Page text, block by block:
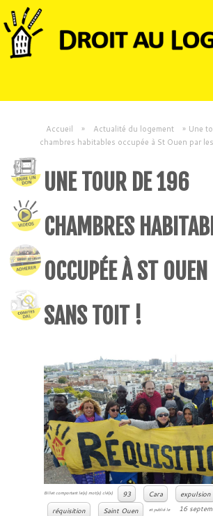
Accueil » Actualité du logement » Une
chambres habitables occupée à St Ouen par
UNE TOUR DE 196
CHAMBRES
OCCUPÉE À ST
SANS TOIT !
Billet comportant le(s) mot(s) clé(s) 93 Cara expulsion
réquisition
Saint Ouen et publié le 16